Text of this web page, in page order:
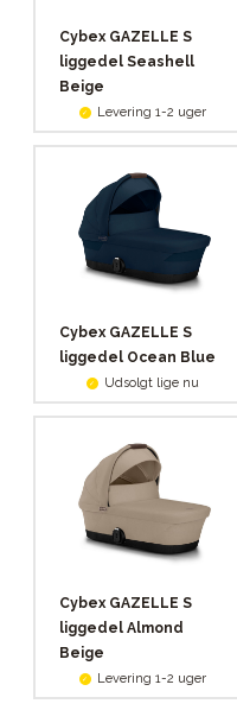
Cybex GAZELLE S
liggedel Seashell
Beige
Levering 1-2 uger
Cybex GAZELLE S
liggedel Ocean Blue
Udsolgt lige nu
Cybex GAZELLE S
liggedel Almond
Beige
Levering 1-2 uger